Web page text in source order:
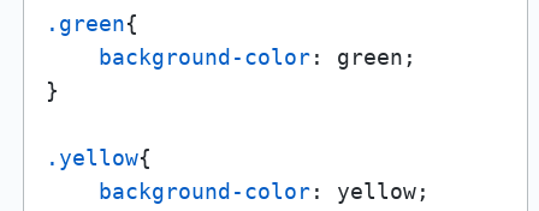
.green{
background-color: green;
}
.yellow{
background-color: yellow;